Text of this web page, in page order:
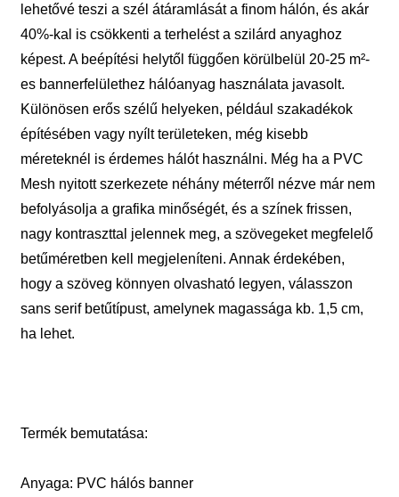
lehetővé teszi a szél átáramlását a finom hálón, és akár
40%-kal is csökkenti a terhelést a szilárd anyaghoz
képest. A beépítési helytől függően körülbelül 20-25 m²-
es bannerfelülethez hálóanyag használata javasolt.
Különösen erős szélű helyeken, például szakadékok
építésében vagy nyílt területeken, még kisebb
méreteknél is érdemes hálót használni. Még ha a PVC
Mesh nyitott szerkezete néhány méterről nézve már nem
befolyásolja a grafika minőségét, és a színek frissen,
nagy kontraszttal jelennek meg, a szövegeket megfelelő
betűméretben kell megjeleníteni. Annak érdekében,
hogy a szöveg könnyen olvasható legyen, válasszon
sans serif betűtípust, amelynek magassága kb. 1,5 cm,
ha lehet.
Termék bemutatása:
Anyaga: PVC hálós banner